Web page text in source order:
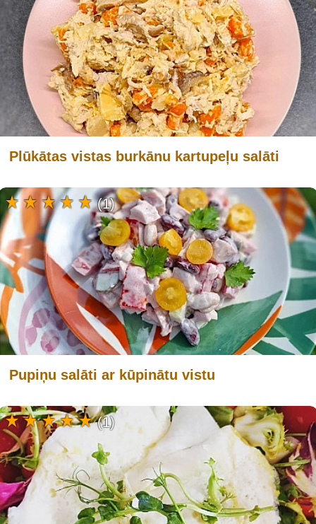
Plūkātas vistas burkānu kartupeļu salāti
Pupiņu salāti ar kūpinātu vistu
(1)
(1)